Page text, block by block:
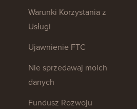
Warunki Korzystania z
Usługi
Ujawnienie FTC
Nie sprzedawaj moich
danych
Fundusz Rozwoju